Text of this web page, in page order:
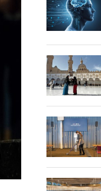
La reazione di
(Keystone)